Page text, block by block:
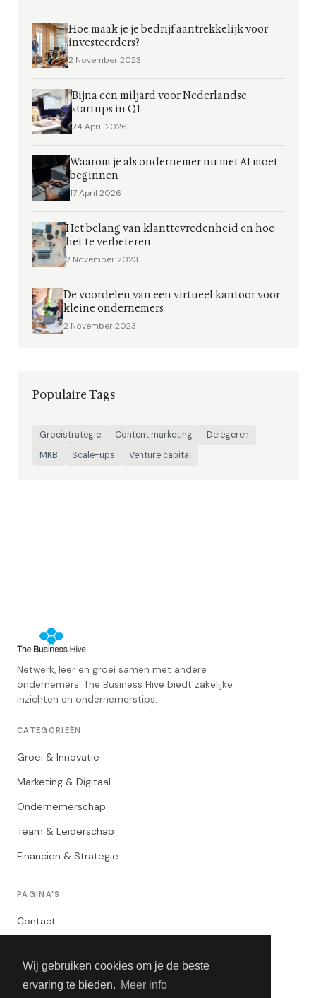
Wij gebruiken cookies om je de beste
ervaring te bieden. Meer info
Hoe maak je je bedrijf aantrekkelijk voor
investeerders?
2 November 2023
Bijna een miljard voor Nederlandse
startups in Q1
24 April 2026
Waarom je als ondernemer nu met AI moet
beginnen
17 April 2026
Het belang van klanttevredenheid en hoe
het te verbeteren
2 November 2023
De voordelen van een virtueel kantoor voor
kleine ondernemers
2 November 2023
Populaire Tags
Groeistrategie Content marketing
Delegeren
MKB
Scale-ups Venture capital
Netwerk, leer en groei samen met andere
ondernemers. The Business Hive biedt zakelijke
inzichten en ondernemerstips.
CATEGORIEËN
Groei & Innovatie
Marketing & Digitaal
Ondernemerschap
Team & Leiderschap
Financien & Strategie
PAGINA'S
Contact
Algemene Voorwaarden
Adverteren